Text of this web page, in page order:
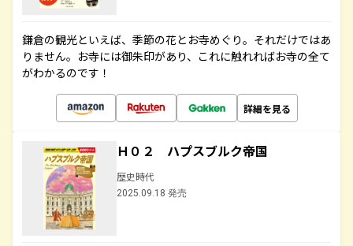
鎌倉の観光といえば、季節の花とお寺めぐり。それだけではあ
りません。お寺には御朱印があり、これに触れればお寺の全て
がわかるのです！
詳細を見る
Ｈ０２ ハプスブルク帝国
歴史時代
2025.09.18 発売